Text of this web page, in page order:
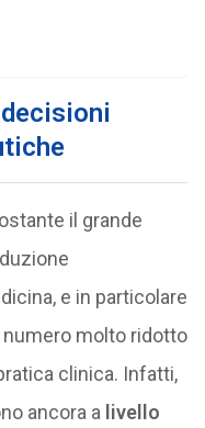
il grande
e in particolare
molto ridotto
clinica. Infatti,
ancora a livello